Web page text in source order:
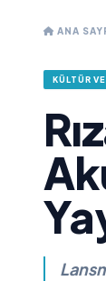
ANA
KÜLTÜR